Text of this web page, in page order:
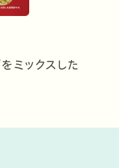
ミックスした